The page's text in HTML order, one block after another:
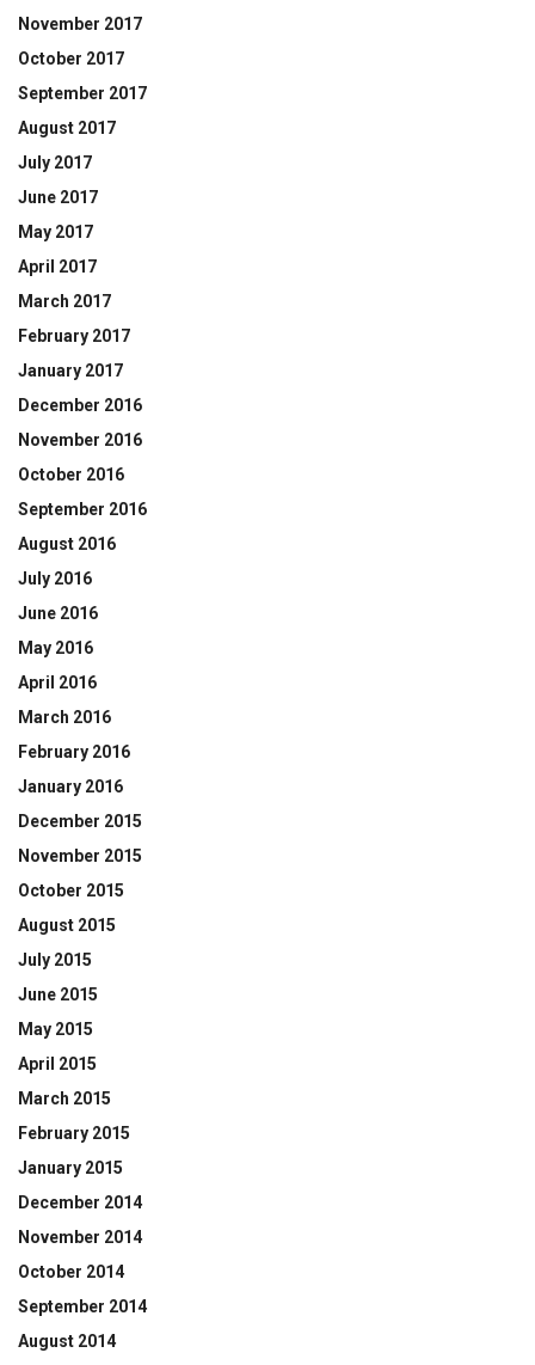
November 2017
October 2017
September 2017
August 2017
July 2017
June 2017
May 2017
April 2017
March 2017
February 2017
January 2017
December 2016
November 2016
October 2016
September 2016
August 2016
July 2016
June 2016
May 2016
April 2016
March 2016
February 2016
January 2016
December 2015
November 2015
October 2015
August 2015
July 2015
June 2015
May 2015
April 2015
March 2015
February 2015
January 2015
December 2014
November 2014
October 2014
September 2014
August 2014